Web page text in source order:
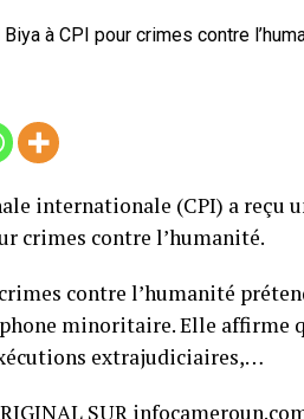
internationale (CPI) a reçu
crimes contre l’humanité.
contre l’humanité
minoritaire. Elle affirme
extrajudiciaires,…
SUR